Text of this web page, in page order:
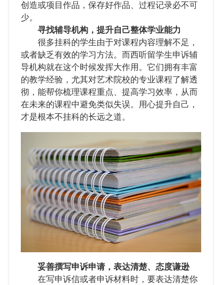
创造或项目作品，保存好作品、过程记录必不可
少。
寻找辅导机构，提升自己整体学业能力
很多挂科的学生由于对课程内容理解不足，
或者缺乏有效的学习方法。而西听留学生申诉辅
导机构就在这个时候发挥大作用。它们拥有丰富
的教学经验，尤其对艺术院校的专业课程了解透
彻，能帮你梳理课程重点、提高学习效率，从而
在未来的课程中避免类似失误。用心提升自己，
才是根本不挂科的长远之道。
妥善撰写申诉申请，表达清楚、态度谦逊
在写申诉信或者申诉材料时，要表达清楚你